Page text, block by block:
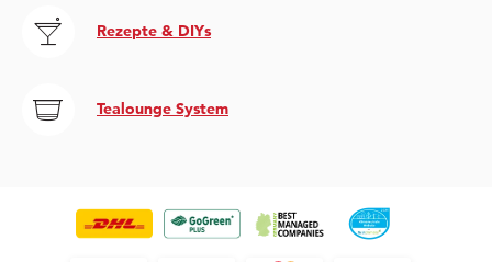
Rezepte & DIYs
Tealounge System